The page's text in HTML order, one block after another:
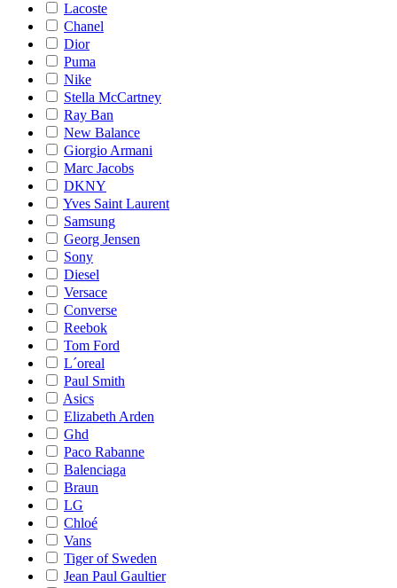
Lacoste
Chanel
Dior
Puma
Nike
Stella McCartney
Ray Ban
New Balance
Giorgio Armani
Marc Jacobs
DKNY
Yves Saint Laurent
Samsung
Georg Jensen
Sony
Diesel
Versace
Converse
Reebok
Tom Ford
L´oreal
Paul Smith
Asics
Elizabeth Arden
Ghd
Paco Rabanne
Balenciaga
Braun
LG
Chloé
Vans
Tiger of Sweden
Jean Paul Gaultier